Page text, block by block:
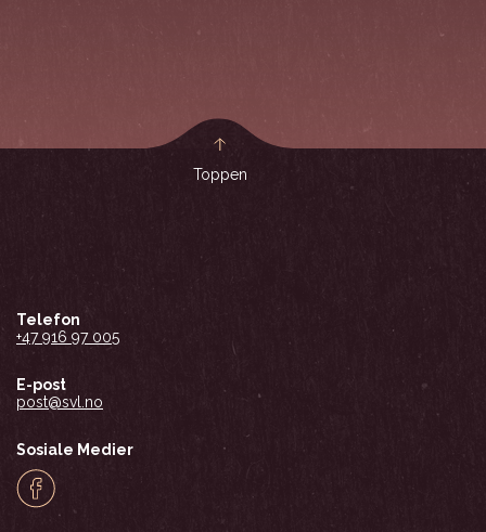
Toppen
Telefon
+47 916 97 005
E-post
post@svl.no
Sosiale Medier
Facebook